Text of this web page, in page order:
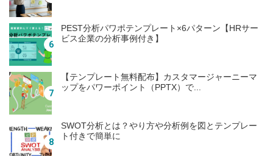
PEST分析パワポテンプレート×6パターン【HRサー
ビス企業の分析事例付き】
【テンプレート無料配布】カスタマージャーニーマ
ップをパワーポイント（PPTX）で...
SWOT分析とは？やり方や分析例を図とテンプレー
ト付きで簡単に